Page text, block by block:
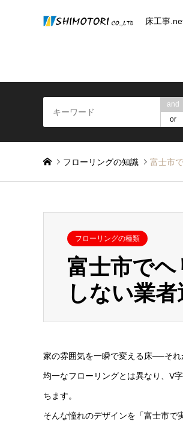
床工事
and
or
フローリングの知識 富士市
フローリングの種類
富士市で
しない業
家の雰囲気を一瞬で変える床──それ
均一なフローリングとは異なり、V
ちます。
そんな憧れのデザインを「富士市で